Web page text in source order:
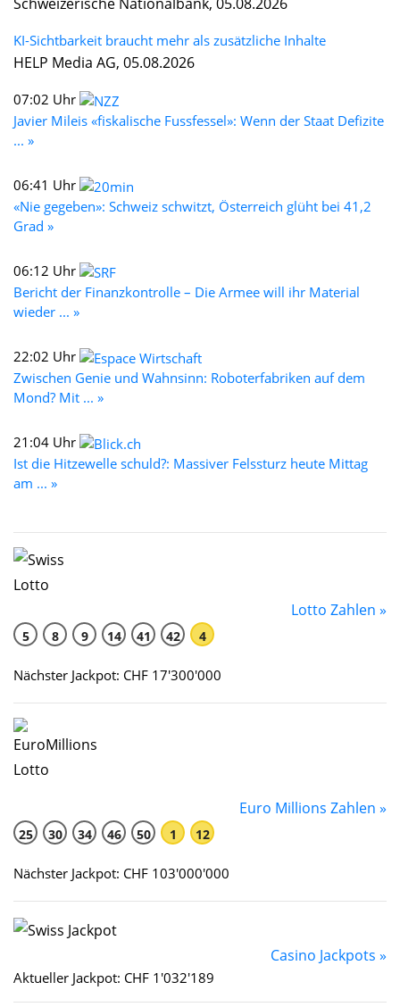
Schweizerische Nationalbank, 05.08.2026
KI-Sichtbarkeit braucht mehr als zusätzliche Inhalte
HELP Media AG, 05.08.2026
07:02 Uhr
Javier Mileis «fiskalische Fussfessel»: Wenn der Staat Defizite
... »
06:41 Uhr
«Nie gegeben»: Schweiz schwitzt, Österreich glüht bei 41,2
Grad »
06:12 Uhr
Bericht der Finanzkontrolle – Die Armee will ihr Material
wieder ... »
22:02 Uhr
Zwischen Genie und Wahnsinn: Roboterfabriken auf dem
Mond? Mit ... »
21:04 Uhr
Ist die Hitzewelle schuld?: Massiver Felssturz heute Mittag
am ... »
Lotto Zahlen »
5 8 9 14 41 42 4
Nächster Jackpot: CHF 17'300'000
Euro Millions Zahlen »
25 30 34 46 50 1 12
Nächster Jackpot: CHF 103'000'000
Casino Jackpots »
Aktueller Jackpot: CHF 1'032'189